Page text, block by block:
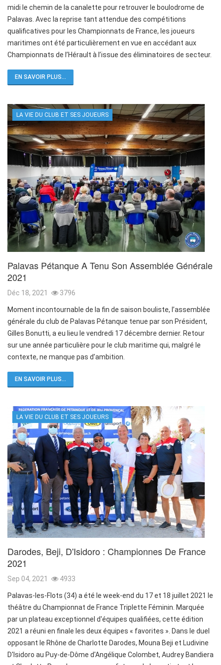
midi le chemin de la canalette pour retrouver le boulodrome de
Palavas. Avec la reprise tant attendue des compétitions
qualificatives pour les Championnats de France, les joueurs
maritimes ont été particulièrement en vue en accédant aux
Championnats de l’Hérault à l’issue des éliminatoires de secteur.
EN SAVOIR PLUS...
LA VIE DU CLUB ET SES JOUEURS
Palavas Pétanque A Tenu Son Assemblée Générale
2021
Déc 18, 2021 3796
Moment incontournable de la fin de saison bouliste, l’assemblée
générale du club de Palavas Pétanque tenue par son Président,
Gilles Bonutti, a eu lieu le vendredi 17 décembre dernier. Retour
sur une année particulière pour le club maritime qui, malgré le
contexte, ne manque pas d’ambition.
EN SAVOIR PLUS...
LA VIE DU CLUB ET SES JOUEURS
Darodes, Beji, D'Isidoro : Championnes De France
2021
Sep 04, 2021 4933
Palavas-les-Flots (34) a été le week-end du 17 et 18 juillet 2021 le
théâtre du Championnat de France Triplette Féminin. Marquée
par un plateau exceptionnel d'équipes qualifiées, cette édition
2021 a réuni en finale les deux équipes « favorites ». Dans le duel
opposant le Rhône de Charlotte Darodes, Mouna Beji et Ludivine
D'Isidoro au Puy-de-Dôme d'Angélique Colombet, Audrey Bandiera